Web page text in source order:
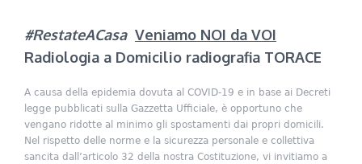
#RestateACasa Veniamo NOI da VOI
Radiologia a Domicilio radiografia TORACE
A causa della epidemia dovuta al COVID-19 e in base ai Decreti
legge pubblicati sulla Gazzetta Ufficiale, è opportuno che
vengano ridotte al minimo gli spostamenti dai propri domicili.
Nel rispetto delle norme e la sicurezza personale e collettiva
sancita dall’articolo 32 della nostra Costituzione, vi invitiamo a